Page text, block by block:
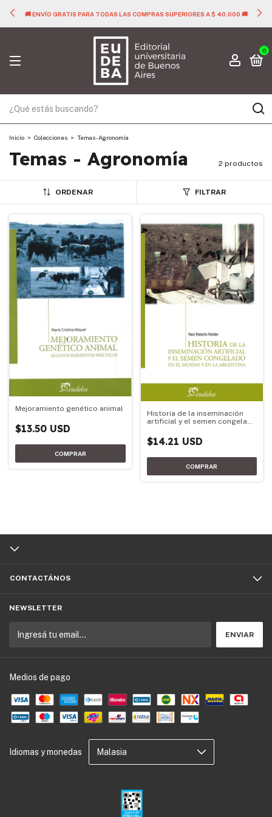
🚚 ENVÍO GRATIS PARA TODAS LAS COMPRAS SUPERIORES A $ 40.000 🚚
0
Inicio > Colecciones > Temas - Agronomía
Temas - Agronomía 2 productos
ORDENAR FILTRAR
Mejoramiento genético animal
$13.50 USD
Historia de la inseminación
artificial y el semen congelado
$14.21 USD
CONTACTÁNOS
NEWSLETTER
Medios de pago
Idiomas y monedas